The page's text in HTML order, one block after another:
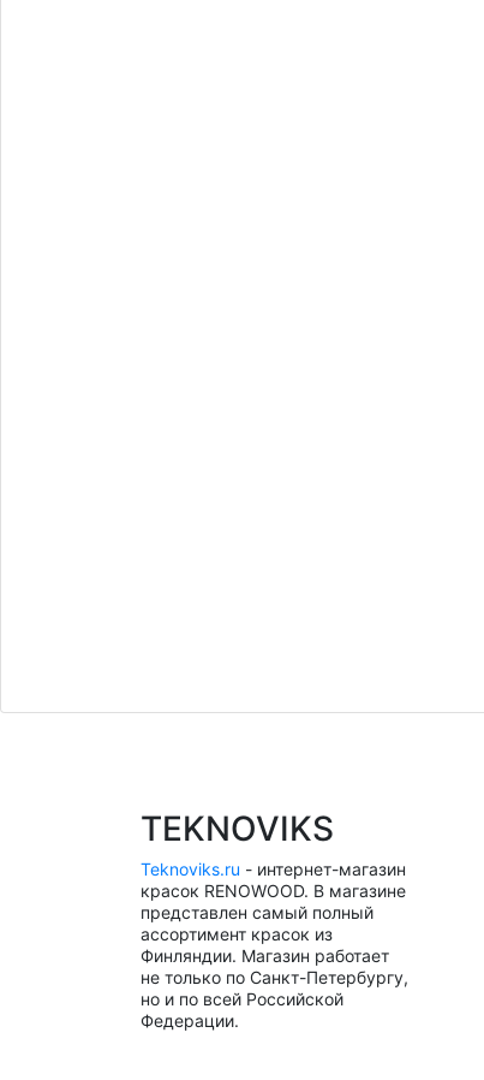
TEKNOVIKS
Teknoviks.ru - интернет-магазин
красок RENOWOOD. В магазине
представлен самый полный
ассортимент красок из
Финляндии. Магазин работает
не только по Санкт-Петербургу,
но и по всей Российской
Федерации.